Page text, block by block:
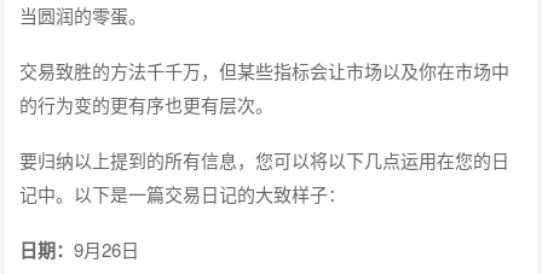
当圆润的零蛋。
交易致胜的方法千千万，但某些指标会让市场以及你在市场中
的行为变的更有序也更有层次。
要归纳以上提到的所有信息，您可以将以下几点运用在您的日
记中。以下是一篇交易日记的大致样子：
日期：9月26日